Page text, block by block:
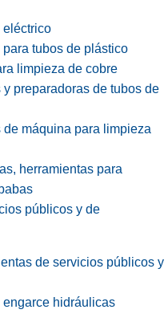
eléctrico
tubos de plástico
limpieza de cobre
y preparadoras de tubos de
de máquina para limpieza
herramientas para
públicos y de
de servicios públicos y
engarce hidráulicas